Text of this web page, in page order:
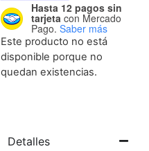
Hasta 12 pagos sin
tarjetacon Mercado
Pago. Saber más
Este producto no está
disponible porque no
quedan existencias.
Detalles